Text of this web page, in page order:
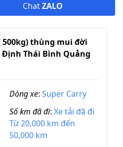
ChatZALO
500kg) thùng mui đời
Định Thái Bình Quảng
Dòng xe: Super Carry
Số km đã đi: Xe tải đã đi
Từ 20,000 km đến
50,000 km